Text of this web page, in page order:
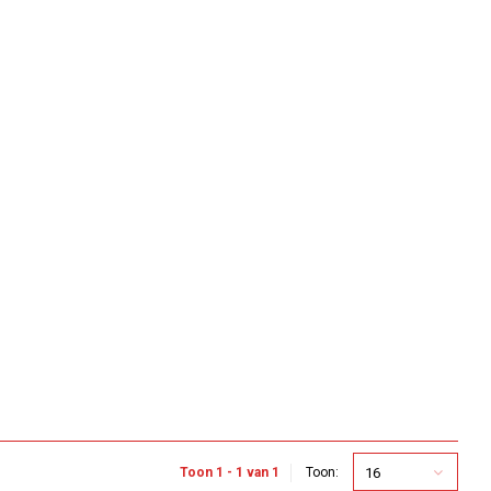
Toon 1 - 1 van 1 Toon: 16